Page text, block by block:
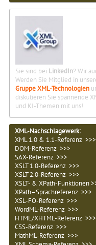
Sie sind bei LinkedIn? Wir
Werden Sie Mitglied in
Gruppe XML-Technologien
diskutieren Sie spannende
und KI-Themen mit uns!
XML-Nachschlagewerk:
XML 1.0 & 1.1-Referenz >>>
DOM-Referenz >>>
SAX-Referenz >>>
XSLT 1.0-Referenz >>>
XSLT 2.0-Referenz >>>
XSLT- & XPath-Funktionen
XPath–Sprachreferenz >>>
XSL-FO-Referenz >>>
WordML-Referenz >>>
HTML/XHTML-Referenz >>>
CSS-Referenz >>>
MathML-Referenz >>>